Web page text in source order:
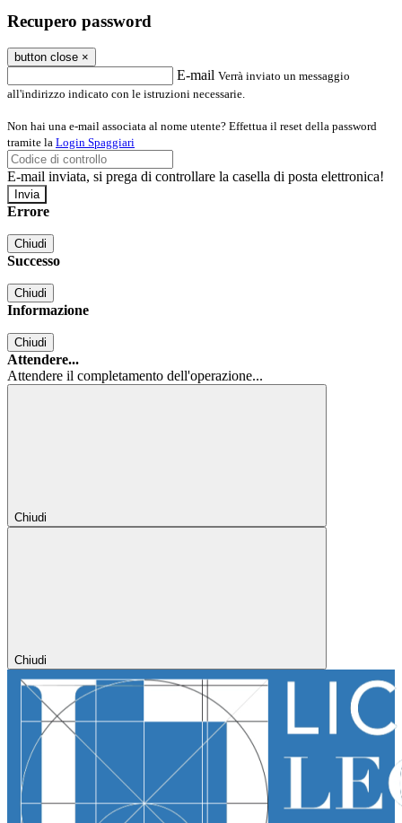
Recupero password
button close ×
E-mail Verrà inviato un messaggio
all'indirizzo indicato con le istruzioni necessarie.
Non hai una e-mail associata al nome utente? Effettua il reset della password
tramite la Login Spaggiari
E-mail inviata, si prega di controllare la casella di posta elettronica!
Errore
Chiudi
Successo
Chiudi
Informazione
Chiudi
Attendere...
Attendere il completamento dell'operazione...
Chiudi
Chiudi